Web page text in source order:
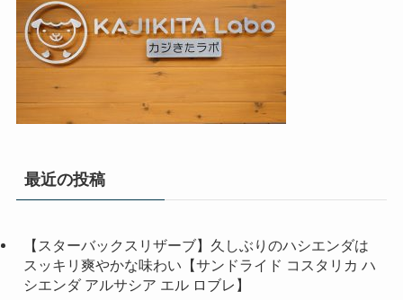
最近の投稿
【スターバックスリザーブ】久しぶりのハシエンダは
スッキリ爽やかな味わい【サンドライド コスタリカ ハ
シエンダ アルサシア エル ロブレ】